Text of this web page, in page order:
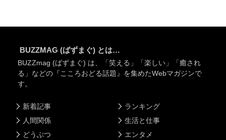
BUZZMAG (ばずまぐ) とは…
BUZZmag (ばずまぐ) は、「笑える」「楽しい」「癒され
る」などの『こころおどる話題』を集めたWebマガジンで
す。
新着記事
人間関係
どうぶつ
ランキング
生活と仕事
エンタメ